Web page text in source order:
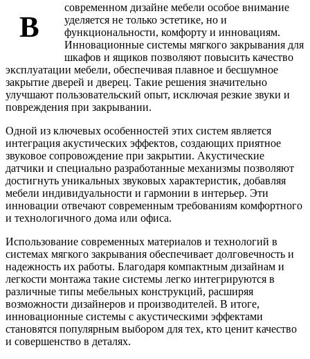
В
современном дизайне мебели особое внимание
уделяется не только эстетике, но и
функциональности, комфорту и инновациям.
Инновационные системы мягкого закрывания для
шкафов и ящиков позволяют повысить качество
эксплуатации мебели, обеспечивая плавное и бесшумное
закрытие дверей и дверец. Такие решения значительно
улучшают пользовательский опыт, исключая резкие звуки и
повреждения при закрывании.
Одной из ключевых особенностей этих систем является
интеграция акустических эффектов, создающих приятное
звуковое сопровождение при закрытии. Акустические
датчики и специально разработанные механизмы позволяют
достигнуть уникальных звуковых характеристик, добавляя
мебели индивидуальности и гармонии в интерьер. Эти
инновации отвечают современным требованиям комфортного
и технологичного дома или офиса.
Использование современных материалов и технологий в
системах мягкого закрывания обеспечивает долговечность и
надежность их работы. Благодаря компактным дизайнам и
легкости монтажа такие системы легко интегрируются в
различные типы мебельных конструкций, расширяя
возможности дизайнеров и производителей. В итоге,
инновационные системы с акустическими эффектами
становятся популярным выбором для тех, кто ценит качество
и совершенство в деталях.